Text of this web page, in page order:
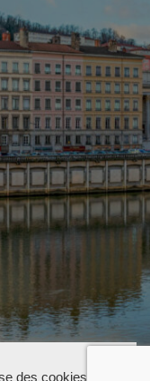
des cookies pour